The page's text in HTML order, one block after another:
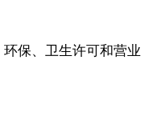
保、卫生许可和营业